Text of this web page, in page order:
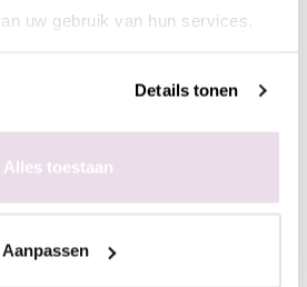
uw gebruik van hun services.
Details tonen
Alles toestaan
Aanpassen
en is voorzien van een mooie, luxe
geuren kun je je collectie met
deze kun je perfect aanbieden aan
mooie bijverkoop genereren.